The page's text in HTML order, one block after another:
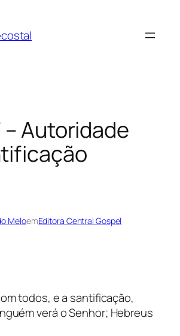
– Autoridade
MeloemEditora Central Gospel
todos, e a santificação,
verá o Senhor; Hebreus